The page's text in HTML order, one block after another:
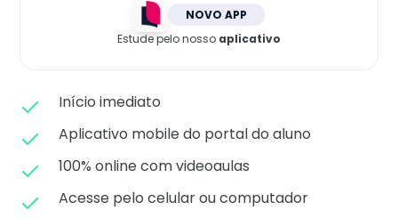
NOVO APP
Estude pelo nosso aplicativo
Início imediato
Aplicativo mobile do portal do aluno
100% online com videoaulas
Acesse pelo celular ou computador